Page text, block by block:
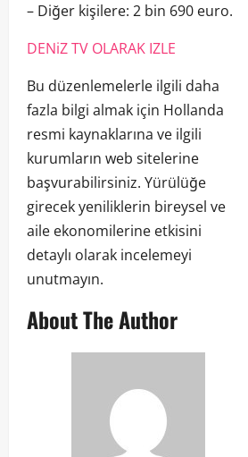
– Diğer kişilere: 2 bin 690 euro.
DENiZ TV OLARAK IZLE
Bu düzenlemelerle ilgili daha
fazla bilgi almak için Hollanda
resmi kaynaklarına ve ilgili
kurumların web sitelerine
başvurabilirsiniz. Yürülüğe
girecek yeniliklerin bireysel ve
aile ekonomilerine etkisini
detaylı olarak incelemeyi
unutmayın.
About The Author